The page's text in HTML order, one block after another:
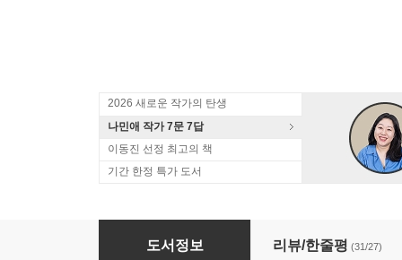
2026 새로운 작가의 탄생
나민애 작가 7문 7답
이동진 선정 최고의 책
기간 한정 특가 도서
나이 들수록 인생이 점점 재밌어지네요
도서정보 리뷰/한줄평 (31/27)